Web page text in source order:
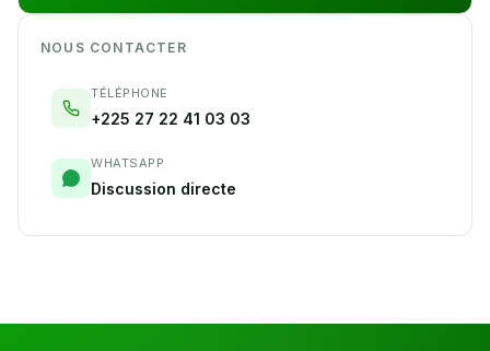
NOUS CONTACTER
TÉLÉPHONE
+225 27 22 41 03 03
WHATSAPP
Discussion directe